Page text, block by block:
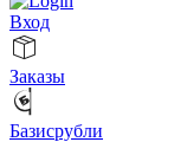
Вход
Заказы
Базисрубли